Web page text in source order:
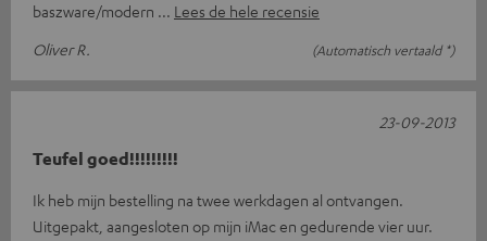
baszware/modern
Lees de hele recensie
Oliver R.
(Automatisch vertaald *)
Teufel goed!!!!!!!!!
Ik heb mijn bestelling na twee werkdagen al ontvangen.
Uitgepakt, aangesloten op mijn iMac en gedurende vier uur.
23-09-2013